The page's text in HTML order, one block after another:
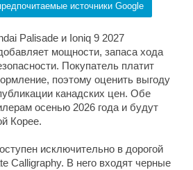
источники Google
Palisade и Ioniq 9 2027
мощности, запаса хода
Покупатель платит
поэтому оценить выгоду
канадских цен. Обе
осенью 2026 года и будут
Корее.
исключительно в дорогой
Calligraphy. В него входят черные